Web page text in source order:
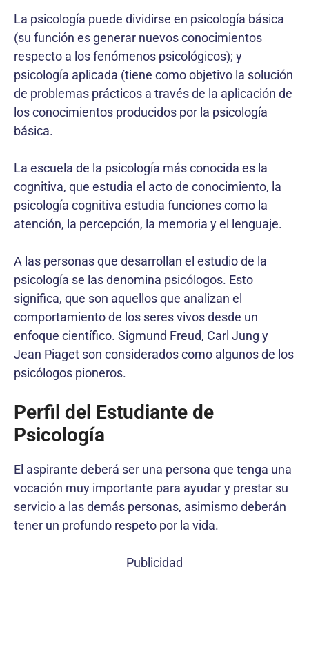
La psicología puede dividirse en psicología básica
(su función es generar nuevos conocimientos
respecto a los fenómenos psicológicos); y
psicología aplicada (tiene como objetivo la solución
de problemas prácticos a través de la aplicación de
los conocimientos producidos por la psicología
básica.
La escuela de la psicología más conocida es la
cognitiva, que estudia el acto de conocimiento, la
psicología cognitiva estudia funciones como la
atención, la percepción, la memoria y el lenguaje.
A las personas que desarrollan el estudio de la
psicología se las denomina psicólogos. Esto
significa, que son aquellos que analizan el
comportamiento de los seres vivos desde un
enfoque científico. Sigmund Freud, Carl Jung y
Jean Piaget son considerados como algunos de los
psicólogos pioneros.
Perfil del Estudiante de
Psicología
El aspirante deberá ser una persona que tenga una
vocación muy importante para ayudar y prestar su
servicio a las demás personas, asimismo deberán
tener un profundo respeto por la vida.
Publicidad